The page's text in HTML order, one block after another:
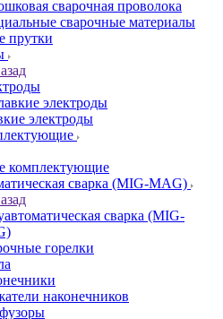
сварочная проволока
сварочные материалы
прутки
электроды
электроды
комплектующие
сварка (MIG-MAG)
сварка (MIG-
горелки
наконечников